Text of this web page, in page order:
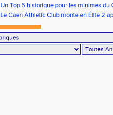
Un Top 5 historique pour les minimes du
Finale Nationale Equip’Athlé !
Le Caen Athletic Club monte en Élite 2